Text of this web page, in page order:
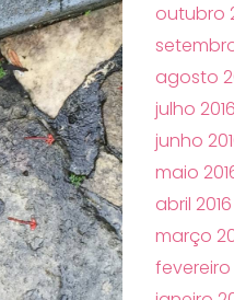
outubro
agosto
julho 2016
junho
maio
abril 2016
março
fevereiro